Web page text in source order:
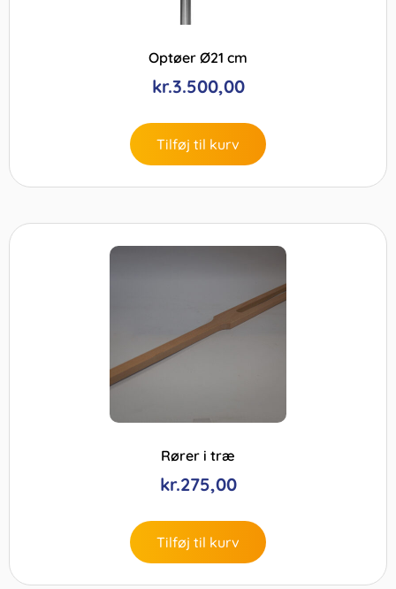
Optøer Ø21 cm
kr.3.500,00
Tilføj til kurv
Rører i træ
kr.275,00
Tilføj til kurv